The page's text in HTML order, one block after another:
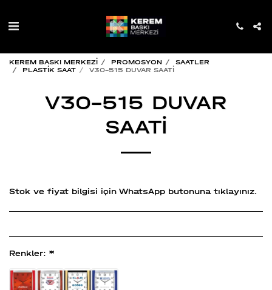
KEREM BASKI MERKEZİ PROMOSYON
SAATLER
PLASTİK SAAT
V30-515 DUVAR SAATİ
V30-515 DUVAR
SAATİ
Stok ve fiyat bilgisi için WhatsApp butonuna tıklayınız.
Renkler: *